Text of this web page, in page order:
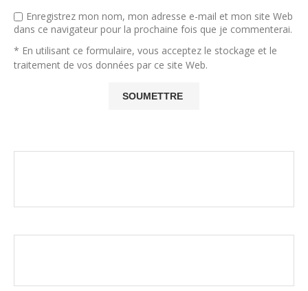
Enregistrez mon nom, mon adresse e-mail et mon site Web
dans ce navigateur pour la prochaine fois que je commenterai.
* En utilisant ce formulaire, vous acceptez le stockage et le
traitement de vos données par ce site Web.